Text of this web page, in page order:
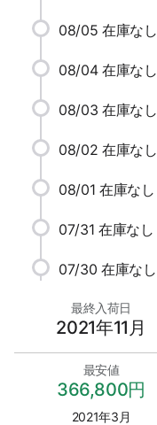
08/05 在庫なし
08/04 在庫なし
08/03 在庫なし
08/02 在庫なし
08/01 在庫なし
07/31 在庫なし
07/30 在庫なし
最終入荷日
2021年11月
最安値
366,800円
2021年3月